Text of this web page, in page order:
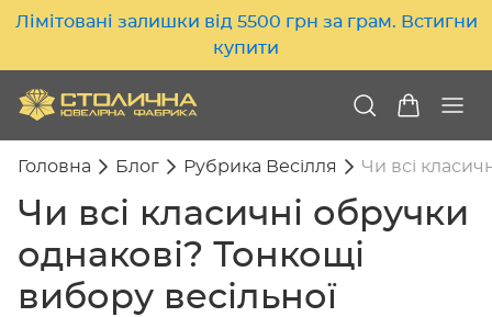
Лімітовані залишки від 5500 грн за грам. Встигни
купити
Головна Блог Рубрика Весілля Чи всі
Чи всі класичні обручки
однакові? Тонкощі
вибору весільної